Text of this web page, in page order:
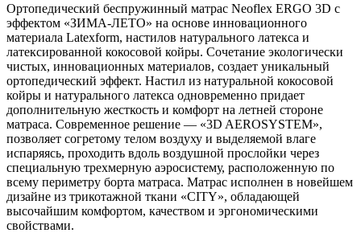
Ортопедический беспружинный матрас Neoflex ERGO 3D с
эффектом «ЗИМА-ЛЕТО» на основе инновационного
материала Latexform, настилов натурального латекса и
латексированной кокосовой койры. Сочетание экологически
чистых, инновационных материалов, создает уникальный
ортопедический эффект. Настил из натуральной кокосовой
койры и натурального латекса одновременно придает
дополнительную жесткость и комфорт на летней стороне
матраса. Современное решение — «3D AEROSYSTEM»,
позволяет согретому телом воздуху и выделяемой влаге
испаряясь, проходить вдоль воздушной прослойки через
специальную трехмерную аэросистему, расположенную по
всему периметру борта матраса. Матрас исполнен в новейшем
дизайне из трикотажной ткани «CITY», обладающей
высочайшим комфортом, качеством и эргономическими
свойствами.